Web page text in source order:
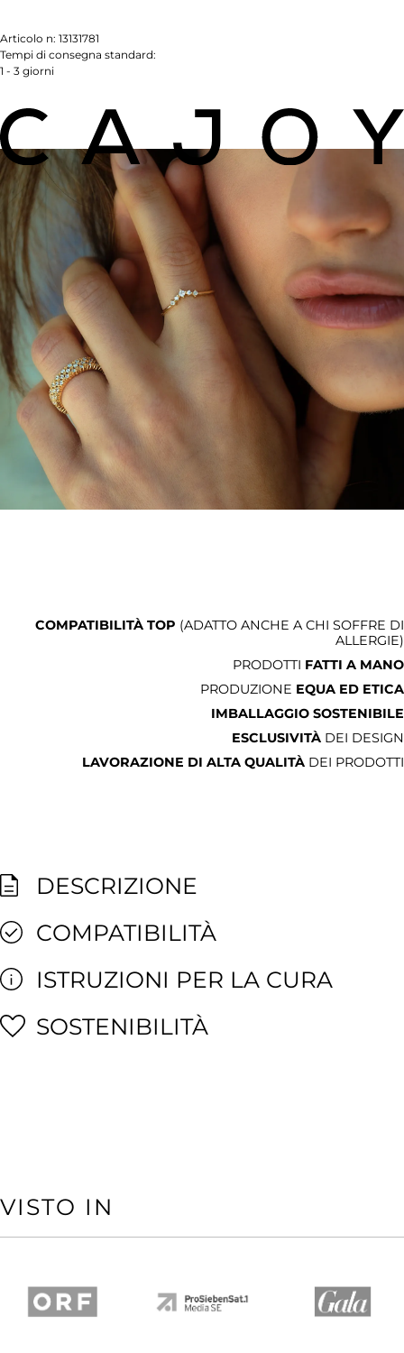
Articolo n: 13131781
Tempi di consegna standard:
1 - 3 giorni
COMPATIBILITÀ TOP (ADATTO ANCHE A CHI SOFFRE DI
ALLERGIE)
PRODOTTI FATTI A MANO
PRODUZIONE EQUA ED ETICA
IMBALLAGGIO SOSTENIBILE
ESCLUSIVITÀ DEI DESIGN
LAVORAZIONE DI ALTA QUALITÀ DEI PRODOTTI
DESCRIZIONE
COMPATIBILITÀ
ISTRUZIONI PER LA CURA
SOSTENIBILITÀ
VISTO IN